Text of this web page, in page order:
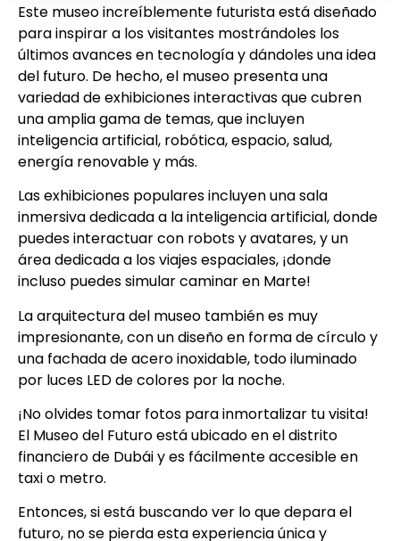
Este museo increíblemente futurista está diseñado
para inspirar a los visitantes mostrándoles los
últimos avances en tecnología y dándoles una idea
del futuro. De hecho, el museo presenta una
variedad de exhibiciones interactivas que cubren
una amplia gama de temas, que incluyen
inteligencia artificial, robótica, espacio, salud,
energía renovable y más.
Las exhibiciones populares incluyen una sala
inmersiva dedicada a la inteligencia artificial, donde
puedes interactuar con robots y avatares, y un
área dedicada a los viajes espaciales, ¡donde
incluso puedes simular caminar en Marte!
La arquitectura del museo también es muy
impresionante, con un diseño en forma de círculo y
una fachada de acero inoxidable, todo iluminado
por luces LED de colores por la noche.
¡No olvides tomar fotos para inmortalizar tu visita!
El Museo del Futuro está ubicado en el distrito
financiero de Dubái y es fácilmente accesible en
taxi o metro.
Entonces, si está buscando ver lo que depara el
futuro, no se pierda esta experiencia única y